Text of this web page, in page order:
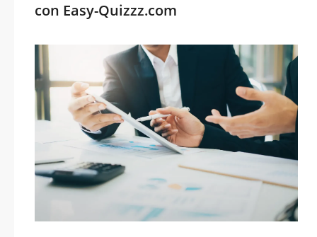
con Easy-Quizzz.com